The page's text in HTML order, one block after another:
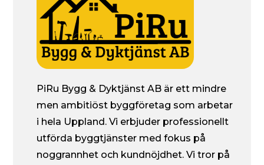
PiRu Bygg & Dyktjänst AB är ett mindre
men ambitiöst byggföretag som arbetar
i hela Uppland. Vi erbjuder professionellt
utförda byggtjänster med fokus på
noggrannhet och kundnöjdhet. Vi tror på